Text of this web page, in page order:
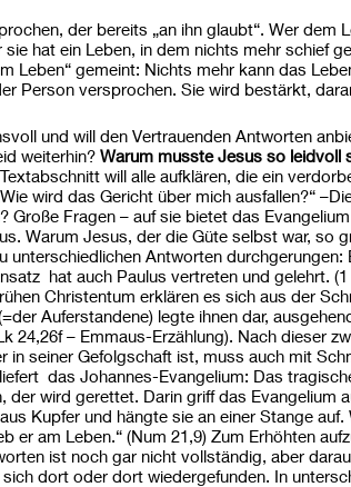
der bereits „an ihn glaubt“. Wer
hat ein Leben, in dem nichts mehr schief
Leben“ gemeint: Nichts mehr kann das
Person versprochen. Sie wird bestärkt,
und will den Vertrauenden Antworten
weiterhin? Warum musste Jesus so leidvoll
will alle aufklären, die ein
wird das Gericht über mich ausfallen?“
Große Fragen – auf sie bietet das
Warum Jesus, der die Güte selbst war, so
unterschiedlichen Antworten
hat auch Paulus vertreten und gelehrt.
Christentum erklären es sich aus der
Auferstandene) legte ihnen dar,
24,26f – Emmaus-Erzählung). Nach dieser
in seiner Gefolgschaft ist, muss auch mit
das Johannes-Evangelium: Das
der wird gerettet. Darin griff das Evangelium
Kupfer und hängte sie an einer Stange
er am Leben.“ (Num 21,9) Zum Erhöhten
ist noch gar nicht vollständig, aber
dort oder dort wiedergefunden. In